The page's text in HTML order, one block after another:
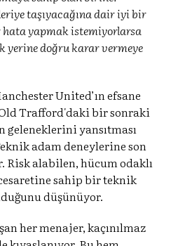
taşıyacağına dair iyi bir
yapmak istemiyorlarsa
yerine doğru karar vermeye
United’ın efsane
Trafford'daki bir sonraki
yansıtması
adam deneylerine son
alabilen, hücum odaklı
sahip bir teknik
düşünüyor.
her menajer, kaçınılmaz